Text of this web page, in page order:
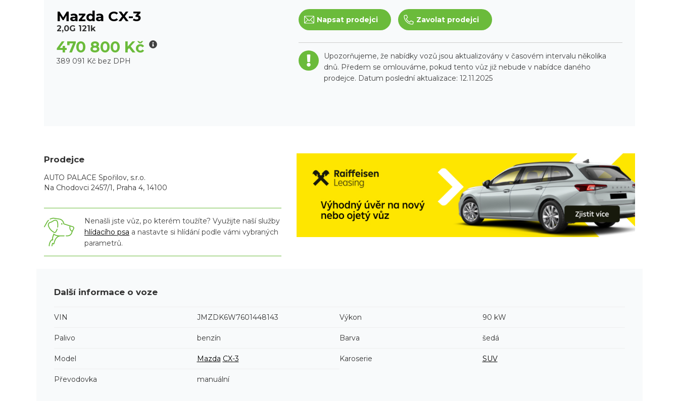
Mazda CX-3
2,0G 121k
470 800 Kč
389 091 Kč bez DPH
Napsat prodejci Zavolat prodejci
Upozorňujeme, že nabídky vozů jsou aktualizovány v časovém intervalu několika
dnů. Předem se omlouváme, pokud tento vůz již nebude v nabídce daného
prodejce. Datum poslední aktualizace: 12.11.2025
Prodejce
AUTO PALACE Spořilov, s.r.o.
Na Chodovci 2457/1, Praha 4, 14100
Nenašli jste vůz, po kterém toužíte? Využijte naší služby
hlídacího psa a nastavte si hlídání podle vámi vybraných
parametrů.
Další informace o voze
VIN JMZDK6W7601448143 Výkon 90 kW
Palivo benzín Barva šedá
Model Mazda CX-3 Karoserie SUV
Převodovka manuální